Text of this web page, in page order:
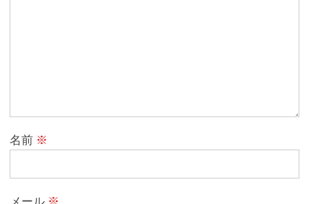
名前 ※
メール ※